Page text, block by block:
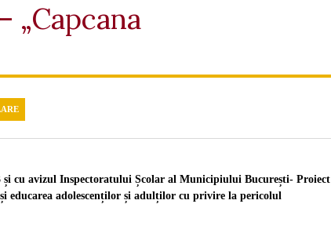
„Capcana
cu avizul Inspectoratului Școlar al Municipiului București- Proiect
educarea adolescenților și adulților cu privire la pericolul